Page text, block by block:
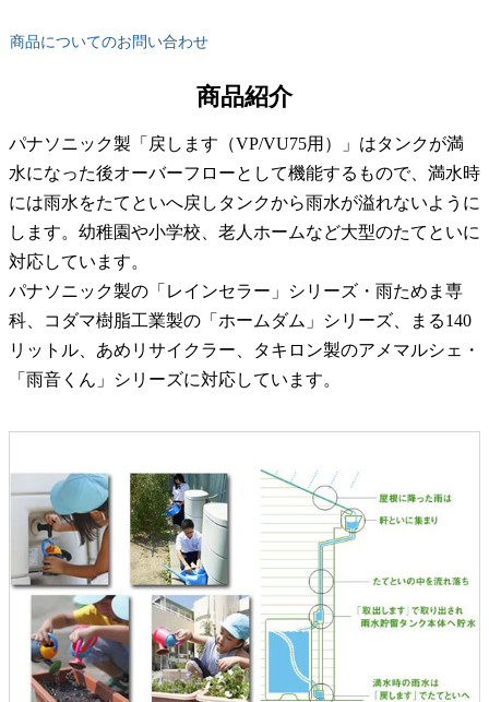
商品についてのお問い合わせ
商品紹介
パナソニック製「戻します（VP/VU75用）」はタンクが満
水になった後オーバーフローとして機能するもので、満水時
には雨水をたてといへ戻しタンクから雨水が溢れないように
します。幼稚園や小学校、老人ホームなど大型のたてといに
対応しています。
パナソニック製の「レインセラー」シリーズ・雨ためま専
科、コダマ樹脂工業製の「ホームダム」シリーズ、まる140
リットル、あめリサイクラー、タキロン製のアメマルシェ・
「雨音くん」シリーズに対応しています。